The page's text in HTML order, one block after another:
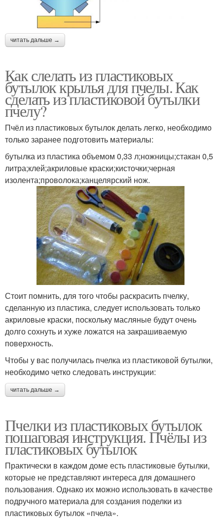
читать дальше →
Как слелать из пластиковых
бутылок крылья для пчелы. Как
сделать из пластиковой бутылки
пчелу?
Пчёл из пластиковых бутылок делать легко, необходимо
только заранее подготовить материалы:
бутылка из пластика объемом 0,33 л;ножницы;стакан 0,5
литра;клей;акриловые краски;кисточки;черная
изолента;проволока;канцелярский нож.
Стоит помнить, для того чтобы раскрасить пчелку,
сделанную из пластика, следует использовать только
акриловые краски, поскольку масляные будут очень
долго сохнуть и хуже ложатся на закрашиваемую
поверхность.
Чтобы у вас получилась пчелка из пластиковой бутылки,
необходимо четко следовать инструкции:
читать дальше →
Пчелки из пластиковых бутылок
пошаговая инструкция. Пчёлы из
пластиковых бутылок
Практически в каждом доме есть пластиковые бутылки,
которые не представляют интереса для домашнего
пользования. Однако их можно использовать в качестве
подручного материала для создания поделки из
пластиковых бутылок «пчела».